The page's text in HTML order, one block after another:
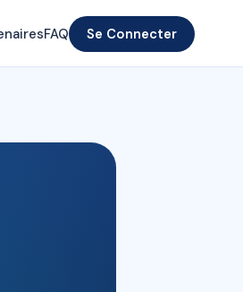
FAQ Se Connecter